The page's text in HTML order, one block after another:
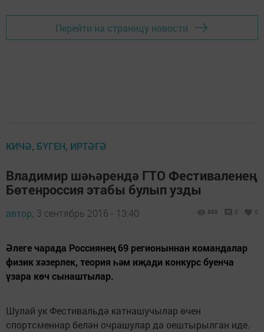
Перейти на страницу новости
КИЧӘ, БҮГЕН, ИРТӘГӘ
Владимир шәһәрендә ГТО Фестиваленең
Бөтенроссия этабы булып узды
автор, 3 сентябрь 2016 - 13:40 888 0 0
Әлеге чарада Россиянең 69 регионыннан командалар
физик хәзерлек, теория һәм иҗади конкурс буенча
үзара көч сынаштылар.
Шулай ук Фестивальдә катнашучылар өчен
спортсменнар белән очрашулар да оештырылган иде.